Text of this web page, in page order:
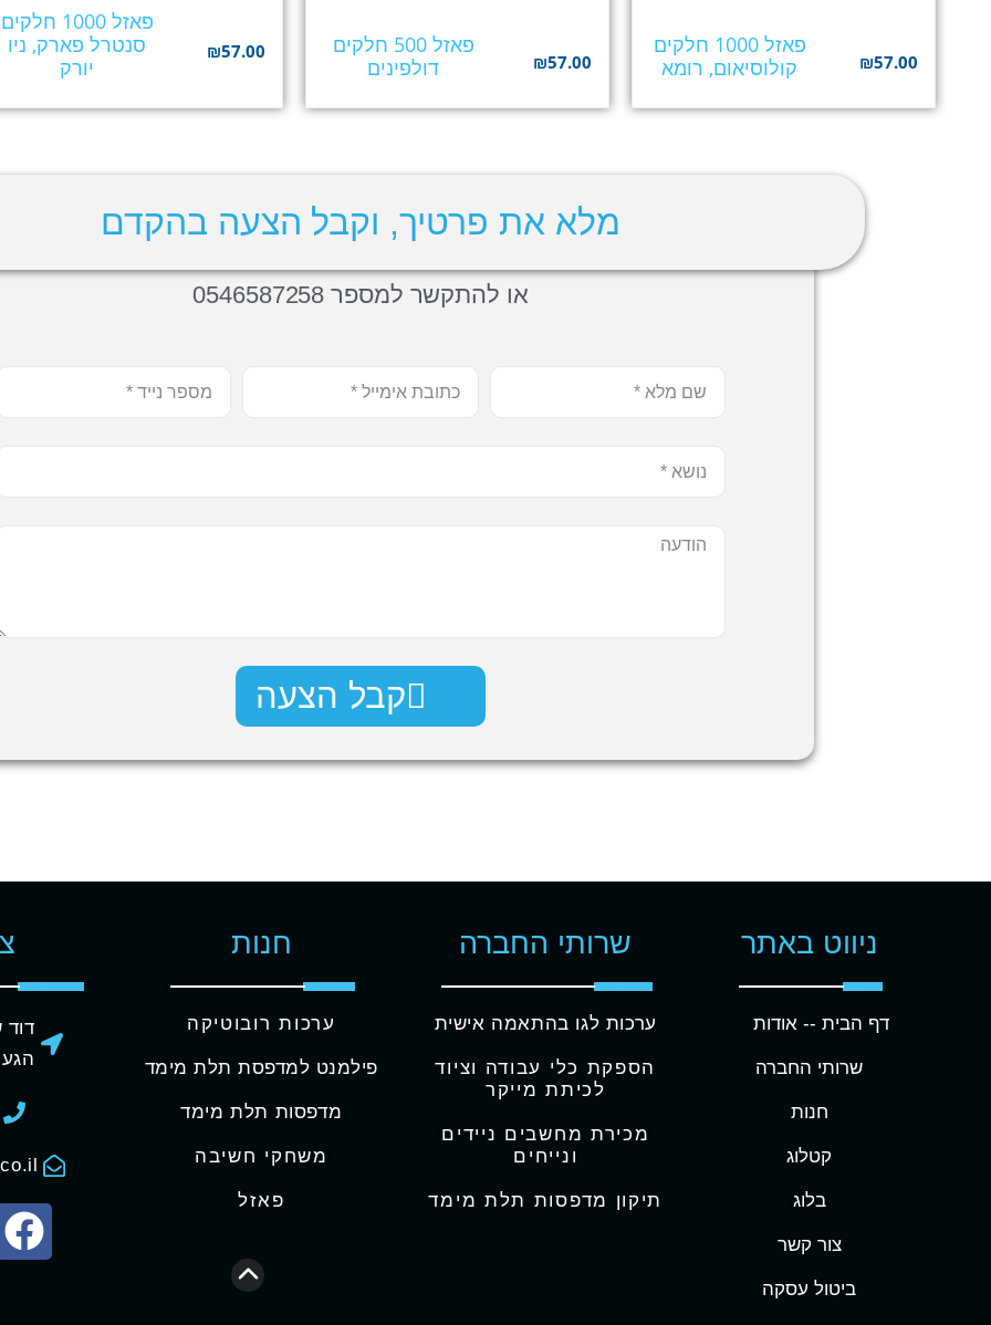
פאזל 1000 חלקים
קולוסיאום, רומא
₪57.00
פאזל 500 חלקים
דולפינים
₪57.00
פאזל 1000 חלקים
סנטרל פארק, ניו
יורק
₪57.00
מלא את פרטיך, וקבל הצעה בהקדם
או להתקשר למספר 0546587258
קבל הצעה
ניווט באתר
דף הבית -- אודות
שרותי החברה
חנות
קטלוג
בלוג
צור קשר
ביטול עסקה
שרותי החברה
ערכות לגו בהתאמה אישית
הספקת כלי עבודה וציוד
לכיתת מייקר
מכירת מחשבים ניידים
ונייחים
תיקון מדפסות תלת מימד
חנות
ערכות רובוטיקה
פילמנט למדפסת תלת מימד
מדפסות תלת מימד
משחקי חשיבה
פאזל
דוד
גלילה לראש העמוד